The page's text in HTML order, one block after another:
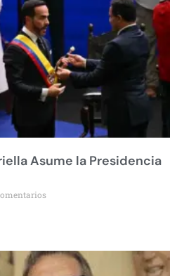
Asume la Presidencia